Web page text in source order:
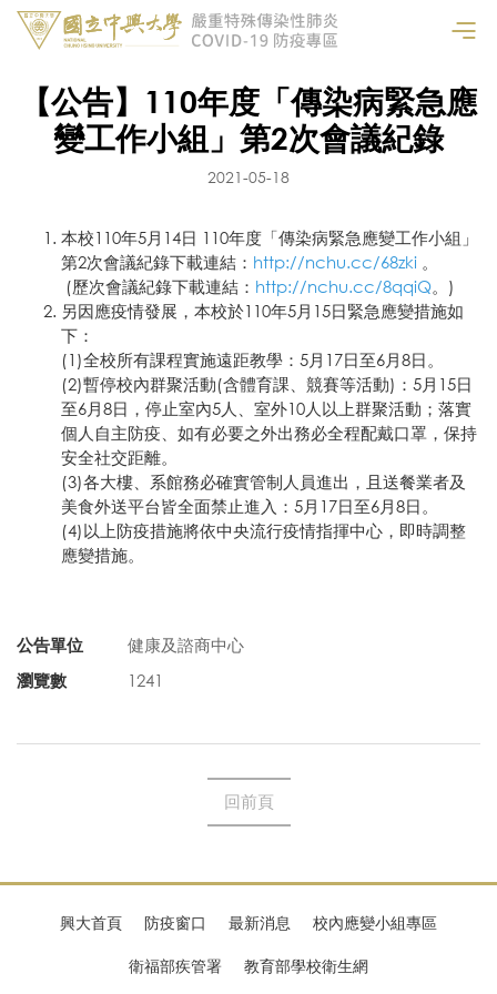
【公告】110年度「傳染病緊急應
變工作小組」第2次會議紀錄
2021-05-18
本校110年5月14日 110年度「傳染病緊急應變工作小組」
第2次會議紀錄下載連結： http://nchu.cc/68zki 。
(歷次會議紀錄下載連結： http://nchu.cc/8qqiQ。)
另因應疫情發展，本校於110年5月15日緊急應變措施如
下：
(1)全校所有課程實施遠距教學：5月17日至6月8日。
(2)暫停校內群聚活動(含體育課、競賽等活動)：5月15日
至6月8日，停止室內5人、室外10人以上群聚活動；落實
個人自主防疫、如有必要之外出務必全程配戴口罩，保持
安全社交距離。
(3)各大樓、系館務必確實管制人員進出，且送餐業者及
美食外送平台皆全面禁止進入：5月17日至6月8日。
(4)以上防疫措施將依中央流行疫情指揮中心，即時調整
應變措施。
公告單位
健康及諮商中心
瀏覽數
1241
回前頁
興大首頁 防疫窗口 最新消息 校內應變小組專區
衛福部疾管署 教育部學校衛生網